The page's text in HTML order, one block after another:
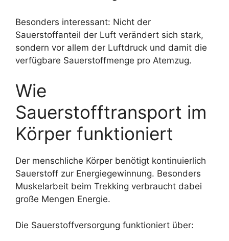
Besonders interessant: Nicht der
Sauerstoffanteil der Luft verändert sich stark,
sondern vor allem der Luftdruck und damit die
verfügbare Sauerstoffmenge pro Atemzug.
Wie
Sauerstofftransport im
Körper funktioniert
Der menschliche Körper benötigt kontinuierlich
Sauerstoff zur Energiegewinnung. Besonders
Muskelarbeit beim Trekking verbraucht dabei
große Mengen Energie.
Die Sauerstoffversorgung funktioniert über: